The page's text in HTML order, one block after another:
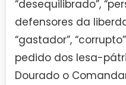
“desequilibrado”,
defensores da
“gastador”,
pedido dos lesa-
Dourado o